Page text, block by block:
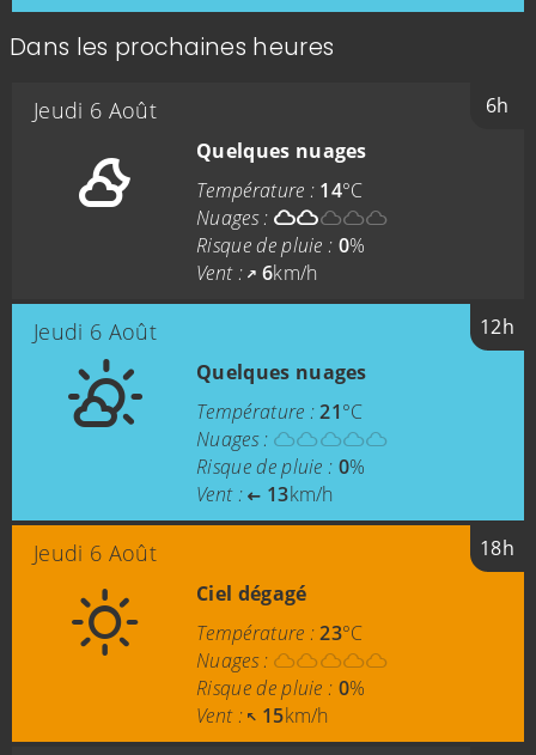
Dans les prochaines heures
Jeudi 6 Août
6h
Quelques nuages
Température : 14°C
Nuages :
Risque de pluie : 0%
Vent : 6km/h
Jeudi 6 Août
12h
Quelques nuages
Température :21°C
Nuages :
Risque de pluie : 0%
Vent :
13km/h
Jeudi 6 Août
18h
Ciel dégagé
Température :23°C
Nuages :
Risque de pluie : 0%
Vent : 15km/h